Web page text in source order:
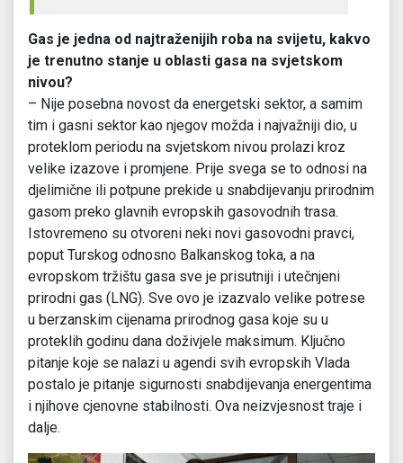
Gas je jedna od najtraženijih roba na svijetu, kakvo
je trenutno stanje u oblasti gasa na svjetskom
nivou?
– Nije posebna novost da energetski sektor, a samim
tim i gasni sektor kao njegov možda i najvažniji dio, u
proteklom periodu na svjetskom nivou prolazi kroz
velike izazove i promjene. Prije svega se to odnosi na
djelimične ili potpune prekide u snabdijevanju prirodnim
gasom preko glavnih evropskih gasovodnih trasa.
Istovremeno su otvoreni neki novi gasovodni pravci,
poput Turskog odnosno Balkanskog toka, a na
evropskom tržištu gasa sve je prisutniji i utečnjeni
prirodni gas (LNG). Sve ovo je izazvalo velike potrese
u berzanskim cijenama prirodnog gasa koje su u
proteklih godinu dana doživjele maksimum. Ključno
pitanje koje se nalazi u agendi svih evropskih Vlada
postalo je pitanje sigurnosti snabdijevanja energentima
i njihove cjenovne stabilnosti. Ova neizvjesnost traje i
dalje.